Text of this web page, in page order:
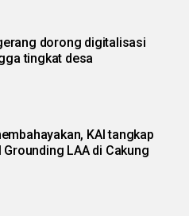
dorong digitalisasi
tingkat desa
KAI tangkap
LAA di Cakung